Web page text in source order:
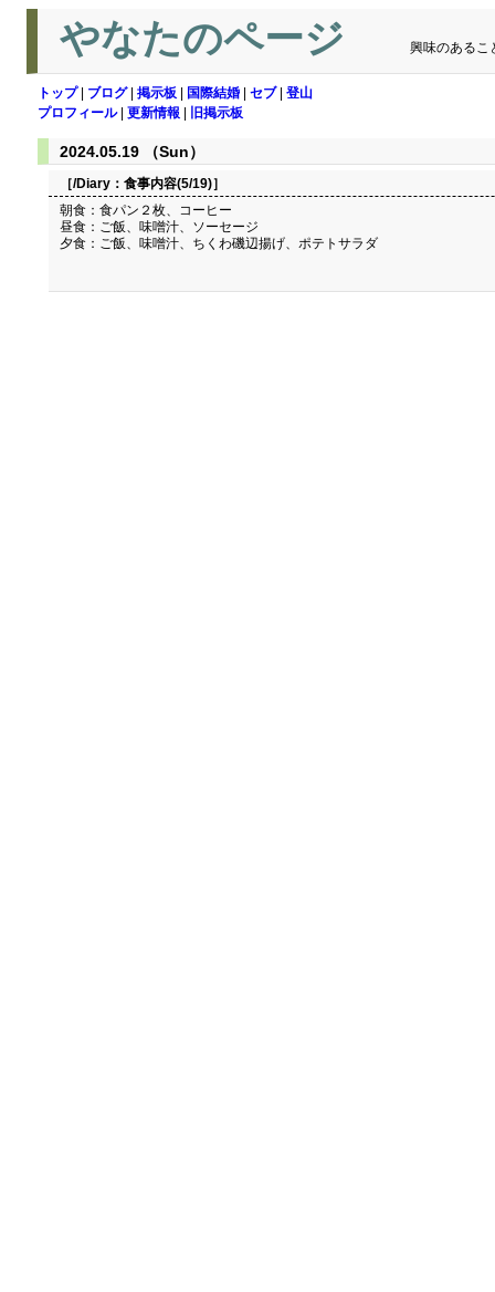
やなたのページ 興味のあるこ
トップ| ブログ| 掲示板 国際結婚 セブ| 登山
プロフィール| 更新情報 旧掲示板
2024.05.19 （Sun）
［/Diary： 食事内容(5/19)］
朝食：食パン２枚、コーヒー
昼食：ご飯、味噌汁、ソーセージ
夕食：ご飯、味噌汁、ちくわ磯辺揚げ、ポテトサラダ